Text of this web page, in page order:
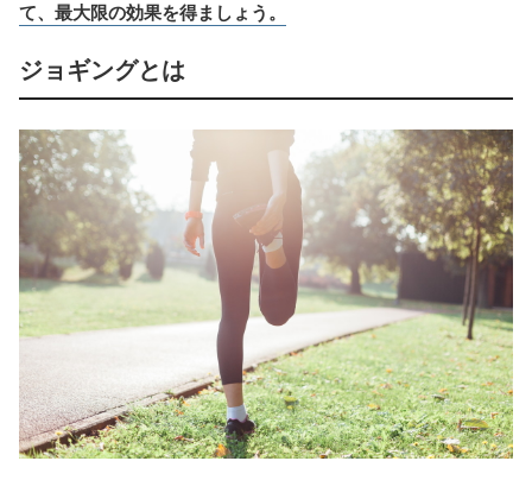
て、最大限の効果を得ましょう。
ジョギングとは